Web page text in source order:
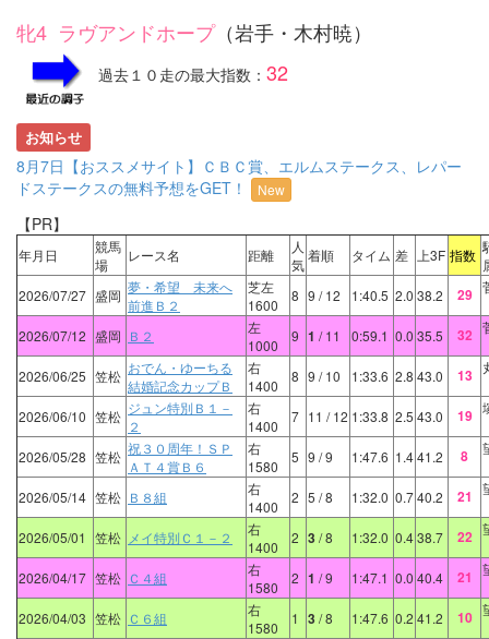
牝4 ラヴアンドホープ（岩手・木村暁）
過去１０走の最大指数： 32
お知らせ
8月7日【おススメサイト】ＣＢＣ賞、エルムステークス、レパー
ドステークスの無料予想をGET！
New
【PR】
年月日
競馬
場
レース名 距離
人
気
着順 タイム 差 上3F 指数
2026/07/27 盛岡 夢・希望 未来へ
前進Ｂ２
芝左
1600
8 9 / 12 1:40.5 2.0 38.2 29
2026/07/12 盛岡 Ｂ２
左
1000
9 1 / 11 0:59.1 0.0 35.5 32
2026/06/25 笠松 おでん・ゆーちる
結婚記念カップＢ
右
1400
8 9 / 10 1:33.6 2.8 43.0 13
2026/06/10 笠松 ジュン特別Ｂ１－
２
右
1400
7 11 / 12 1:33.8 2.5 43.0 19
2026/05/28 笠松 祝３０周年！ＳＰ
ＡＴ４賞Ｂ６
右
1580
5 9 / 9 1:47.6 1.441.2 8
2026/05/14 笠松 Ｂ８組
右
1400
2 5 / 8 1:32.0 0.740.2 21
2026/05/01 笠松 メイ特別Ｃ１－２
右
1400
2 3/ 8 1:32.0 0.438.7 22
2026/04/17 笠松 Ｃ４組
右
1580
2 1 / 9 1:47.1 0.0 40.4 21
2026/04/03 笠松 Ｃ６組
右
1580
1 3/ 8 1:47.6 0.2 41.2 10